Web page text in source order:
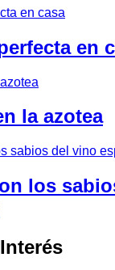
en
la azotea
los